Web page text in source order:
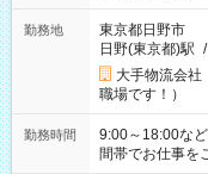
勤務地
東京都日野市
日野(東京都)駅 /
大手物流会社
職場です！）
勤務時間
9:00～18:00など ■希
間帯でお仕事を